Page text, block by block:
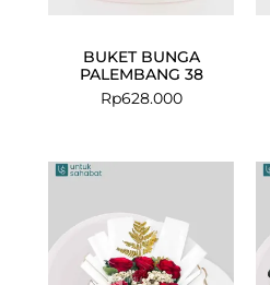
BUKET BUNGA
PALEMBANG 38
Rp628.000